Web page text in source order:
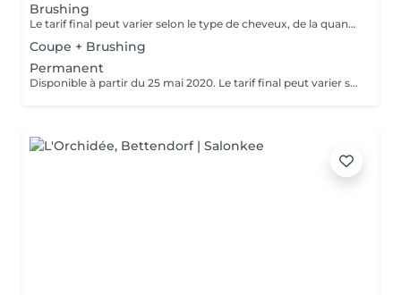
Brushing
Le tarif final peut varier selon le type de cheveux, de la quantité de produit utilisée et de la création finalement réalisée. Un grand merci d'avance pour votre compréhension Au plaisir de vous revoir très vite ;)
Coupe + Brushing
Permanent
Disponible à partir du 25 mai 2020. Le tarif final peut varier selon le type de cheveux, de la quantité de produit utilisée et de la création finalement réalisée.